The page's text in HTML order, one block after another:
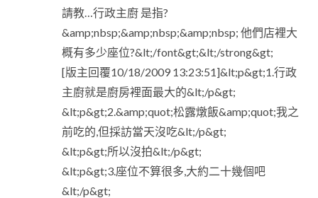
請教…行政主廚 是指?
&amp;nbsp;&amp;nbsp;&amp;nbsp; 他們店裡大
概有多少座位?&lt;/font&gt;&lt;/strong&gt;
[版主回覆10/18/2009 13:23:51]&lt;p&gt;1.行政
主廚就是廚房裡面最大的&lt;/p&gt;
&lt;p&gt;2.&amp;quot;松露燉飯&amp;quot;我之
前吃的,但採訪當天沒吃&lt;/p&gt;
&lt;p&gt;所以沒拍&lt;/p&gt;
&lt;p&gt;3.座位不算很多,大約二十幾個吧
&lt;/p&gt;